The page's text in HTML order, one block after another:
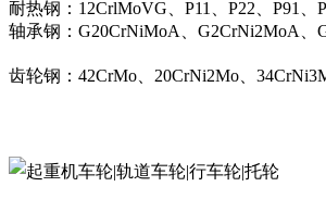
耐热钢：12CrlMoVG、P11、P22、P91、
轴承钢：G20CrNiMoA、G2CrNi2MoA、
齿轮钢：42CrMo、20CrNi2Mo、